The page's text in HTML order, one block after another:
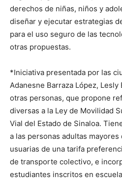
derechos de niñas, niños y
diseñar y ejecutar estrategias
para el uso seguro de las
otras propuestas.
*Iniciativa presentada por las
Adanesne Barraza López,
otras personas, que propone
diversas a la Ley de Movilidad
Vial del Estado de Sinaloa.
a las personas adultas mayores
usuarias de una tarifa
de transporte colectivo, e
estudiantes inscritos en